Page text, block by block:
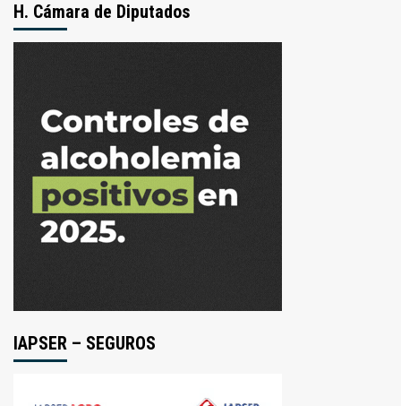
H. Cámara de Diputados
IAPSER – SEGUROS